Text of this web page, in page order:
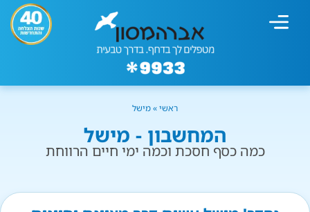
ראשי»מישל
המחשבון - מישל
כמה כסף חסכת וכמה ימי חיים הרווחת